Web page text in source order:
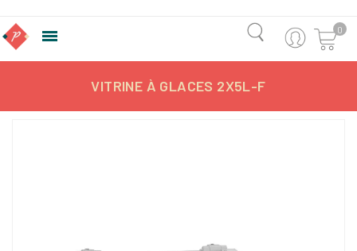
 0
VITRINE À GLACES 2X5L-F